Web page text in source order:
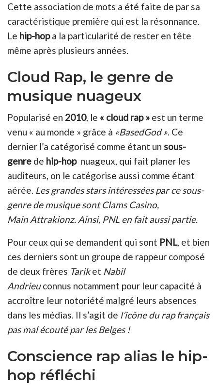
Cette association de mots a été faite de par sa
caractéristique première qui est la résonnance.
Le hip-hopa la particularité de rester en tête
même après plusieurs années.
Cloud Rap, le genre de
musique nuageux
Popularisé en 2010, le « cloud rap » est un terme
venu « au monde » grâce à «BasedGod ». Ce
dernier l’a catégorisé comme étant un sous-
genre de hip-hop nuageux, qui fait planer les
auditeurs, on le catégorise aussi comme étant
aérée. Les grandes stars intéressées par ce sous-
genre de musique sont Clams Casino,
Main Attrakionz. Ainsi, PNL en fait aussi partie.
Pour ceux qui se demandent qui sont PNL, et bien
ces derniers sont un groupe de rappeur composé
de deux frères Tariket Nabil
Andrieuconnus notamment pour leur capacité à
accroître leur notoriété malgré leurs absences
dans les médias. Il s’agit de l’icône du rap français
pas mal écouté par les Belges !
Conscience rap alias le hip-
hop réfléchi